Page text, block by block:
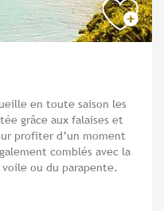
en toute saison les
grâce aux falaises et
profiter d’un moment
comblés avec la
ou du parapente.